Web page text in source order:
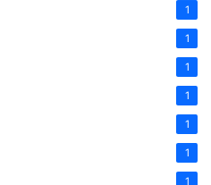
1
1
1
1
1
1
1